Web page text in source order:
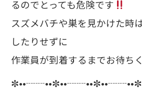
るのでとっても危険です
スズメバチや巣を見かけた時
したりせずに
作業員が到着するまでお待ち